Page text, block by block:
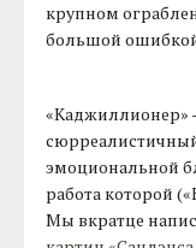
крупном
большой
«Каджиллионер»
эмоциональной
работа которой
Мы вкратце